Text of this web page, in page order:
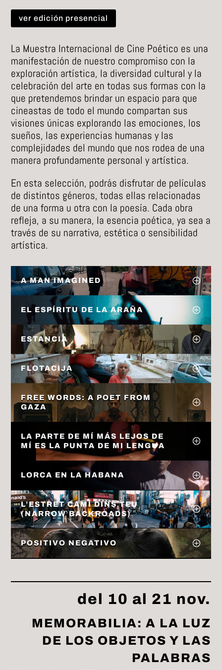
ver edición presencial
La Muestra Internacional de Cine Poético es una
manifestación de nuestro compromiso con la
exploración artística, la diversidad cultural y la
celebración del arte en todas sus formas con la
que pretendemos brindar un espacio para que
cineastas de todo el mundo compartan sus
visiones únicas explorando las emociones, los
sueños, las experiencias humanas y las
complejidades del mundo que nos rodea de una
manera profundamente personal y artística.
En esta selección, podrás disfrutar de películas
de distintos géneros, todas ellas relacionadas
de una forma u otra con la poesía. Cada obra
refleja, a su manera, la esencia poética, ya sea a
través de su narrativa, estética o sensibilidad
artística.
A MAN IMAGINED
EL ESPÍRITU DE LA ARAÑA
ESTANCIA
FLOTACIJA
FREE WORDS: A POET FROM
GAZA
LA PARTE DE MÍ MÁS LEJOS DE
MÍ ES LA PUNTA DE MI LENGUA
LORCA EN LA HABANA
L’ESTRET CAMÍ DINS TEU
(NARROW BACKROADS)
POSITIVO NEGATIVO
del 10 al 21 nov.
MEMORABILIA: A LA LUZ
DE LOS OBJETOS Y LAS
PALABRAS